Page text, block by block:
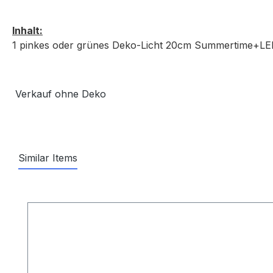
Inhalt:
1 pinkes oder grünes Deko-Licht 20cm
Verkauf ohne Deko
Similar Items